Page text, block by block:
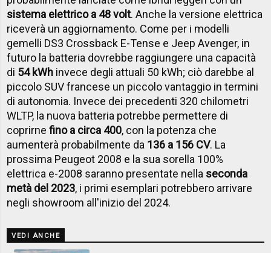
sistema elettrico a 48 volt. Anche la versione elettrica
riceverà un aggiornamento. Come per i modelli
gemelli DS3 Crossback E-Tense e Jeep Avenger, in
futuro la batteria dovrebbe raggiungere una capacità
di 54 kWh invece degli attuali 50 kWh; ciò darebbe al
piccolo SUV francese un piccolo vantaggio in termini
di autonomia. Invece dei precedenti 320 chilometri
WLTP, la nuova batteria potrebbe permettere di
coprirnefino a circa 400, con la potenza che
aumenterà probabilmente da 136 a 156 CV. La
prossima Peugeot 2008 e la sua sorella 100%
elettrica e-2008 saranno presentate nella seconda
metà del 2023, i primi esemplari potrebbero arrivare
negli showroom all'inizio del 2024.
VEDI ANCHE